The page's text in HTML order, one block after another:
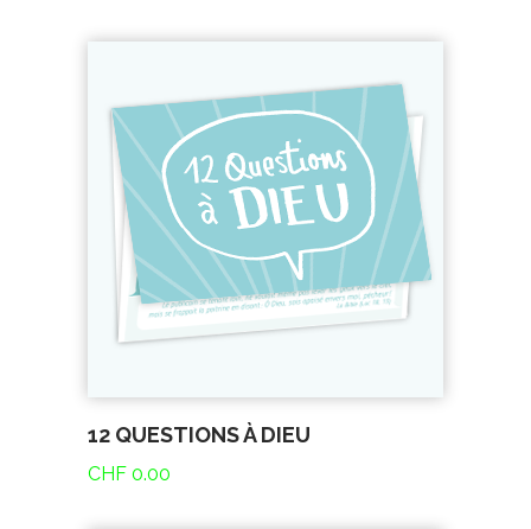
12 QUESTIONS À DIEU
CHF 0.00